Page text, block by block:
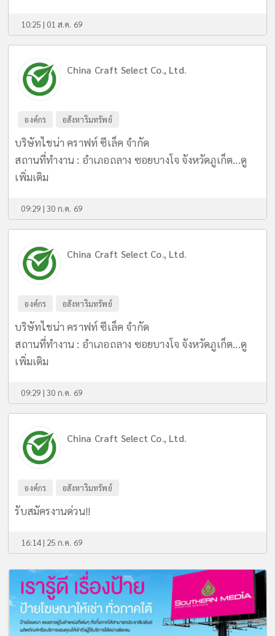
10:25 | 01 ส.ค. 69
China Craft Select Co., Ltd.
องค์กร อสังหาริมทรัพย์
บริษัทไชน่า คราฟท์ ซีเล็ค จำกัด
สถานที่ทำงาน : อำเภอถลาง ซอยบางโจ จังหวัดภูเก็ต...ดู
เพิ่มเติม
09:29 | 30 ก.ค. 69
China Craft Select Co., Ltd.
องค์กร อสังหาริมทรัพย์
บริษัทไชน่า คราฟท์ ซีเล็ค จำกัด
สถานที่ทำงาน : อำเภอถลาง ซอยบางโจ จังหวัดภูเก็ต...ดู
เพิ่มเติม
09:29 | 30 ก.ค. 69
China Craft Select Co., Ltd.
องค์กร อสังหาริมทรัพย์
รับสมัครงานด่วน!!
16:14 | 25 ก.ค. 69